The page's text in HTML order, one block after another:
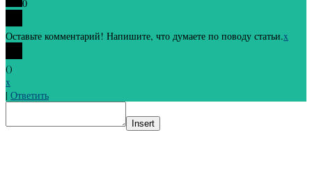
0
Оставьте комментарий! Напишите, что думаете по поводу статьи.x
()
x
| Ответить
Insert